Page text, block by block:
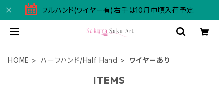
フルハンド(ワイヤー有)右手は10月中頃入荷予定
HOME ハーフハンド/Half Hand ワイヤーあり
ITEMS